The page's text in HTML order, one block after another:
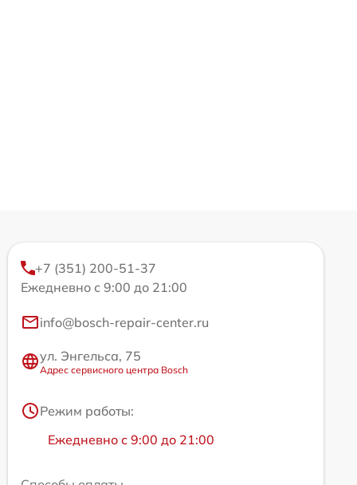
+7 (351) 200-51-37
Ежедневно с 9:00 до 21:00
info@bosch-repair-center.ru
ул. Энгельса, 75
Адрес сервисного центра Bosch
Режим работы:
Ежедневно с 9:00 до 21:00